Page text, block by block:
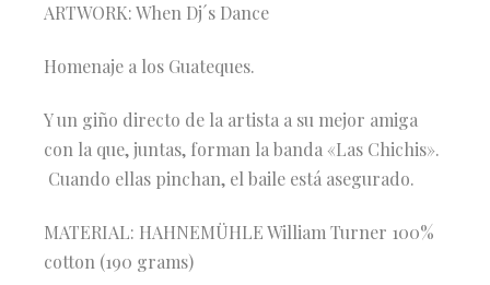
ARTWORK: When Dj´s Dance
Homenaje a los Guateques.
Y un giño directo de la artista a su mejor amiga
con la que, juntas, forman la banda «Las Chichis».
Cuando ellas pinchan, el baile está asegurado.
MATERIAL: HAHNEMÜHLE William Turner 100%
cotton (190 grams)